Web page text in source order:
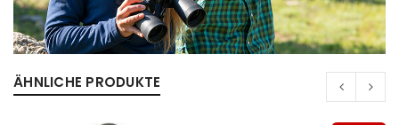
E-Mail-Adresse*
Ein Link zum Erstellen eines neuen Passworts wird an
ÄHNLICHE PRODUKTE